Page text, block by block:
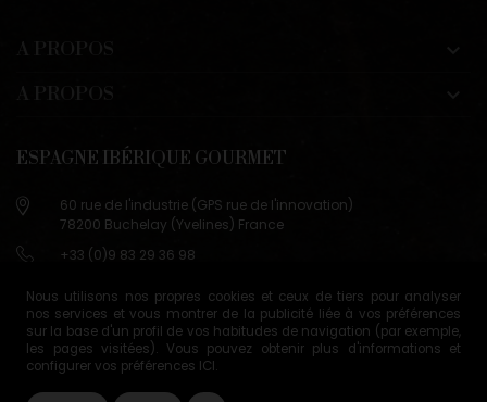
Nous utilisons nos propres cookies et ceux de tiers pour analyser
nos services et vous montrer de la publicité liée à vos préférences
sur la base d'un profil de vos habitudes de navigation (par exemple,
les pages visitées). Vous pouvez obtenir plus d'informations et
configurer vos préférences ICI.
ESPAGNE IBÉRIQUE GOURMET
60 rue de l'industrie (GPS rue de l'innovation)
78200 Buchelay (Yvelines) France
+33 (0)9 83 29 36 98
78200 Buchelay (Yvelines) France
Contactez-nous